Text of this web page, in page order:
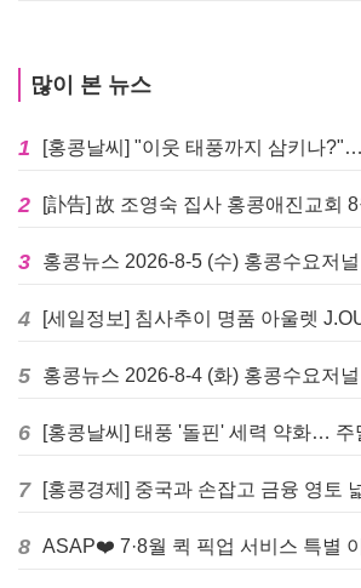
많이 본 뉴스
1
2 [訃告] 故 조영숙 집사 홍콩애진교회
3 홍콩뉴스 2026-8-5 (수) 홍콩수요저널
4
5 홍콩뉴스 2026-8-4 (화) 홍콩수요저널
6 [홍콩날씨] 태풍 '돌핀' 세력 약화… 주
7
8 ASAP❤️ 7·8월 퀵 픽업 서비스 특별